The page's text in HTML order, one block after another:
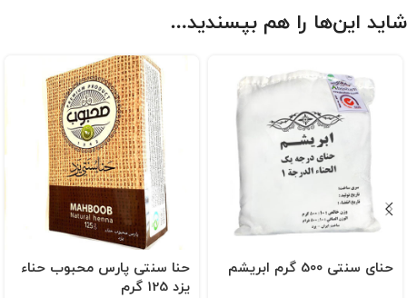
شاید این‌ها را هم بپسندید…
حنای سنتی 500 گرم ابریشم
حنا سنتی پارس محبوب حناء
یزد 125 گرم